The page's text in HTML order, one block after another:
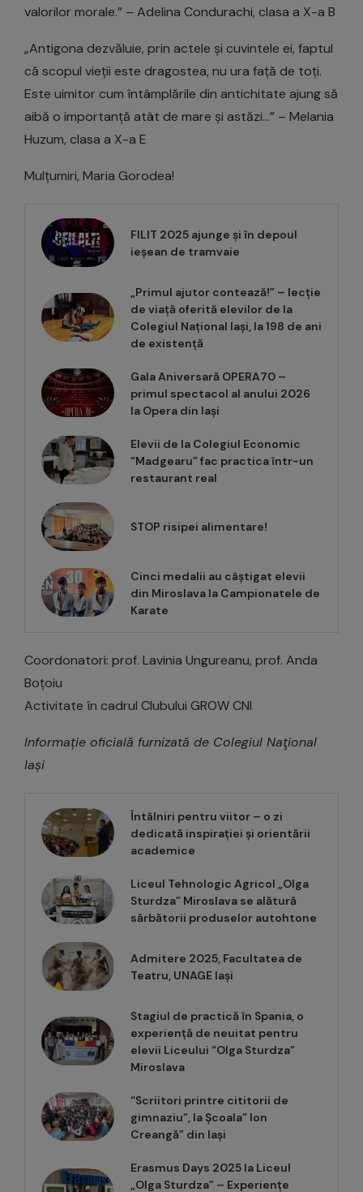
valorilor morale.” – Adelina Condurachi, clasa a X-a B
„Antigona dezvăluie, prin actele și cuvintele ei, faptul
că scopul vieții este dragostea, nu ura față de toți.
Este uimitor cum întâmplările din antichitate ajung să
aibă o importanță atât de mare și astăzi…” – Melania
Huzum, clasa a X-a E
Mulțumiri, Maria Gorodea!
FILIT 2025 ajunge și în depoul
ieșean de tramvaie
„Primul ajutor contează!” – lecție
de viață oferită elevilor de la
Colegiul Național Iași, la 198 de ani
de existență
Gala Aniversară OPERA70 –
primul spectacol al anului 2026
la Opera din Iași
Elevii de la Colegiul Economic
“Madgearu” fac practica într-un
restaurant real
STOP risipei alimentare!
Cinci medalii au câștigat elevii
din Miroslava la Campionatele de
Karate
Coordonatori: prof. Lavinia Ungureanu, prof. Anda
Boțoiu
Activitate în cadrul Clubului GROW CNI
Informație oficială furnizată de Colegiul Naţional
Iași
Întâlniri pentru viitor – o zi
dedicată inspirației și orientării
academice
Liceul Tehnologic Agricol „Olga
Sturdza” Miroslava se alătură
sărbătorii produselor autohtone
Admitere 2025, Facultatea de
Teatru, UNAGE Iași
Stagiul de practică în Spania, o
experiență de neuitat pentru
elevii Liceului “Olga Sturdza”
Miroslava
“Scriitori printre cititorii de
gimnaziu”, la Școala” Ion
Creangă” din Iași
Erasmus Days 2025 la Liceul
„Olga Sturdza” – Experiențe